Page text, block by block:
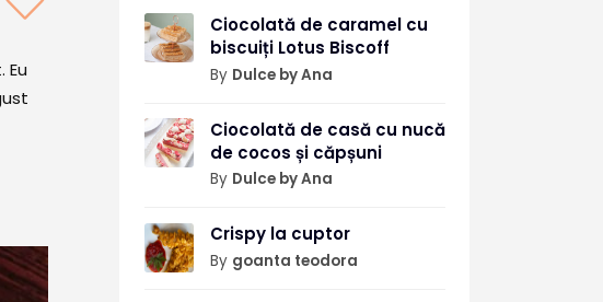
Ciocolată de caramel cu
biscuiți Lotus Biscoff
By Dulce by Ana
Ciocolată de casă cu nucă
de cocos și căpșuni
By Dulce by Ana
Crispy la cuptor
By goanta teodora